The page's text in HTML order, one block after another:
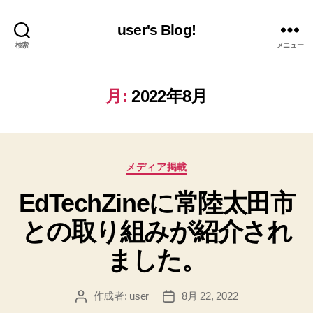
検索
user's Blog!
メニュー
月: 2022年8月
カ
ゴ
リ
ー
メディア掲載
EdTechZineに常陸太田市
との取り組みが紹介され
ました。
投 作成者: user
投
8月 22, 2022